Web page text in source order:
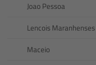
Joao Pessoa
Lencois Maranhenses
Maceio